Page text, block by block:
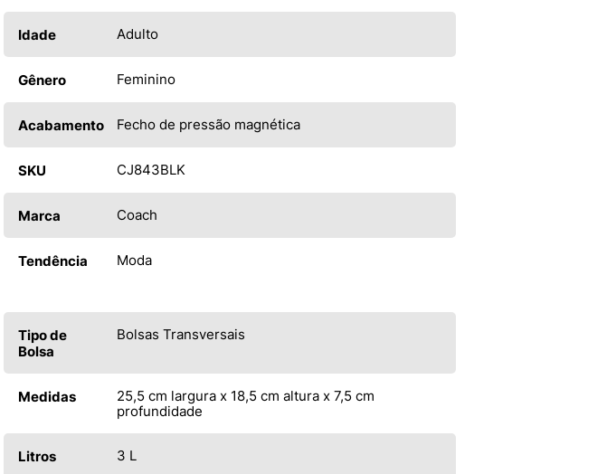
Idade Adulto
Gênero Feminino
Acabamento Fecho de pressão magnética
SKU CJ843BLK
Marca Coach
Tendência Moda
Tipo de
Bolsa
Bolsas Transversais
Medidas
25,5 cm largura x 18,5 cm altura x 7,5 cm
profundidade
Litros 3 L